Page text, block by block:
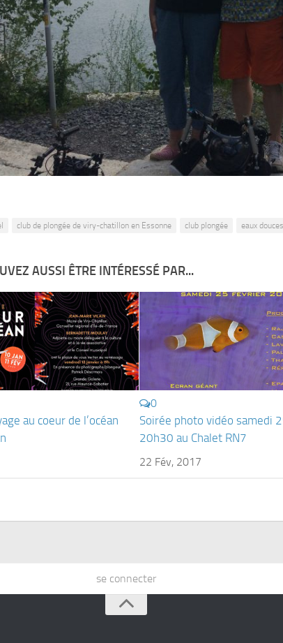
club de plongée de viry-chatillon en Essonne club plongée eaux douces
AUSSI ÊTRE INTÉRESSÉ PAR...
au coeur de l’océan
0
Soirée photo vidéo samedi
20h30 au Chalet RN7
22 Fév, 2017
se connecter